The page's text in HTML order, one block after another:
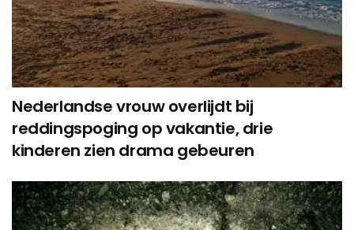
Nederlandse vrouw overlijdt bij
reddingspoging op vakantie, drie
kinderen zien drama gebeuren